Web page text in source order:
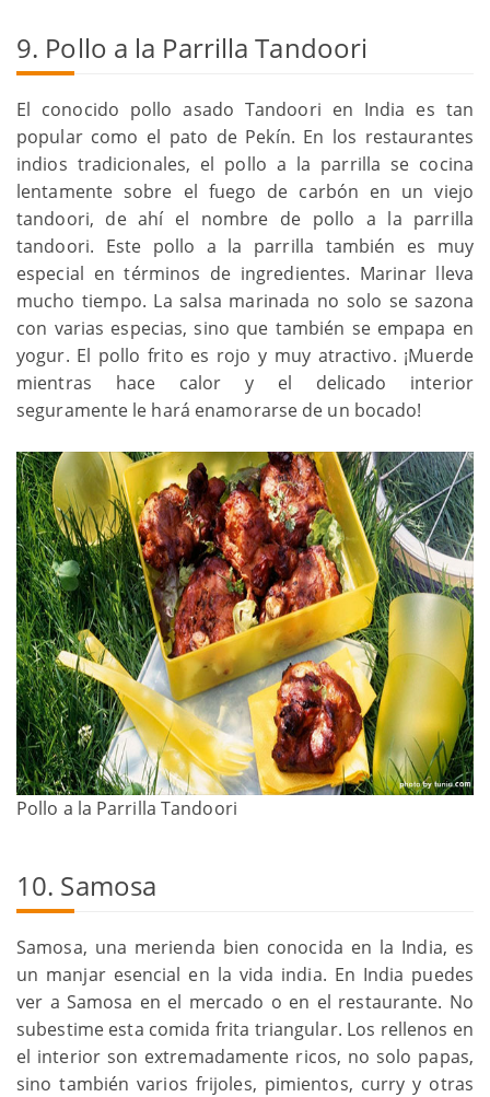
9. Pollo a la Parrilla Tandoori
El conocido pollo asado Tandoori en India es tan
popular como el pato de Pekín. En los restaurantes
indios tradicionales, el pollo a la parrilla se cocina
lentamente sobre el fuego de carbón en un viejo
tandoori, de ahí el nombre de pollo a la parrilla
tandoori. Este pollo a la parrilla también es muy
especial en términos de ingredientes. Marinar lleva
mucho tiempo. La salsa marinada no solo se sazona
con varias especias, sino que también se empapa en
yogur. El pollo frito es rojo y muy atractivo. ¡Muerde
mientras hace calor y el delicado interior
seguramente le hará enamorarse de un bocado!
Pollo a la Parrilla Tandoori
10. Samosa
Samosa, una merienda bien conocida en la India, es
un manjar esencial en la vida india. En India puedes
ver a Samosa en el mercado o en el restaurante. No
subestime esta comida frita triangular. Los rellenos en
el interior son extremadamente ricos, no solo papas,
sino también varios frijoles, pimientos, curry y otras